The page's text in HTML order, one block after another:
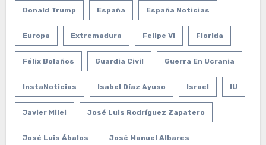
Donald Trump España España Noticias
Europa Extremadura Felipe VI Florida
Félix Bolaños Guardia Civil Guerra En Ucrania
InstaNoticias Isabel Díaz Ayuso Israel IU
Javier Milei José Luis Rodríguez Zapatero
José Luis Ábalos José Manuel Albares